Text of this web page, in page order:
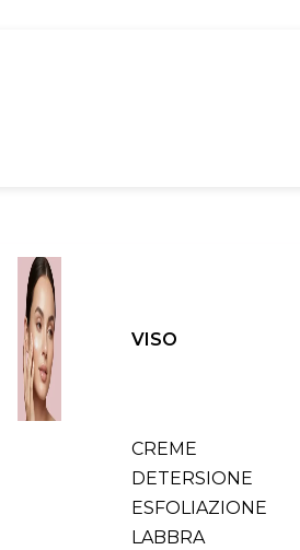
VISO
CREME
DETERSIONE
ESFOLIAZIONE
LABBRA